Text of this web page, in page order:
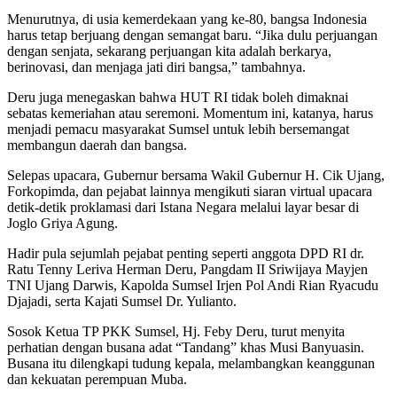
Menurutnya, di usia kemerdekaan yang ke-80, bangsa Indonesia
harus tetap berjuang dengan semangat baru. “Jika dulu perjuangan
dengan senjata, sekarang perjuangan kita adalah berkarya,
berinovasi, dan menjaga jati diri bangsa,” tambahnya.
Deru juga menegaskan bahwa HUT RI tidak boleh dimaknai
sebatas kemeriahan atau seremoni. Momentum ini, katanya, harus
menjadi pemacu masyarakat Sumsel untuk lebih bersemangat
membangun daerah dan bangsa.
Selepas upacara, Gubernur bersama Wakil Gubernur H. Cik Ujang,
Forkopimda, dan pejabat lainnya mengikuti siaran virtual upacara
detik-detik proklamasi dari Istana Negara melalui layar besar di
Joglo Griya Agung.
Hadir pula sejumlah pejabat penting seperti anggota DPD RI dr.
Ratu Tenny Leriva Herman Deru, Pangdam II Sriwijaya Mayjen
TNI Ujang Darwis, Kapolda Sumsel Irjen Pol Andi Rian Ryacudu
Djajadi, serta Kajati Sumsel Dr. Yulianto.
Sosok Ketua TP PKK Sumsel, Hj. Feby Deru, turut menyita
perhatian dengan busana adat “Tandang” khas Musi Banyuasin.
Busana itu dilengkapi tudung kepala, melambangkan keanggunan
dan kekuatan perempuan Muba.